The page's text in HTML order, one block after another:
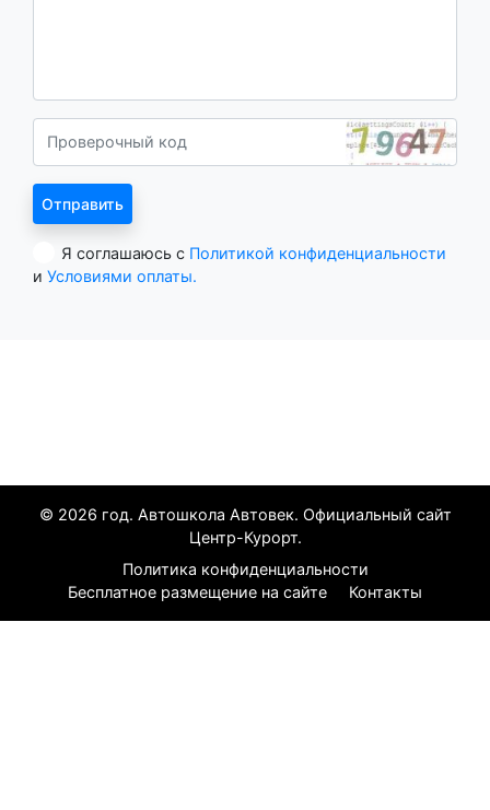
Я соглашаюсь с Политикой конфиденциальности
и Условиями оплаты.
© 2026 год. Автошкола Автовек. Официальный сайт
Центр-Курорт.
Политика конфиденциальности
Бесплатное размещение на сайте
Контакты